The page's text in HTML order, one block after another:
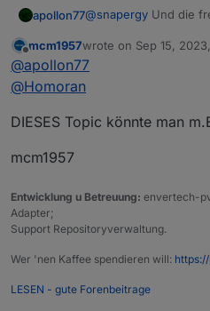
apollon77@snapergy Und die
weiter helfen.
knx 2.0 nutzen
Offline
mcm1957wrote on Sep 15,
last edited by
@apollon77
@Homoran
DIESES Topic könnte man
mcm1957
Entwicklung u Betreuung: envertech-
Adapter;
Support Repositoryverwaltung.
Wer 'nen Kaffee spendieren will:
LESEN - gute Forenbeitrage